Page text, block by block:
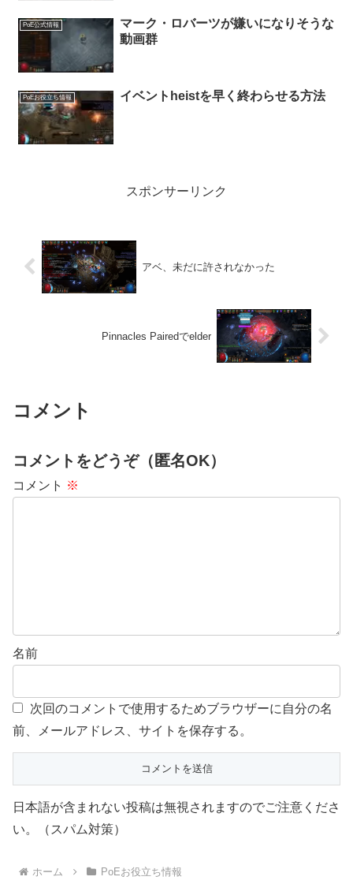
PoE公式情報
マーク・ロバーツが嫌いになりそうな
動画群
PoEお役立ち情報 イベントheistを早く終わらせる方法
スポンサーリンク
アベ、未だに許されなかった
Pinnacles Pairedでelder
コメント
コメントをどうぞ（匿名OK）
コメント ※
名前
次回のコメントで使用するためブラウザーに自分の名
前、メールアドレス、サイトを保存する。
日本語が含まれない投稿は無視されますのでご注意くださ
い。（スパム対策）
ホーム PoEお役立ち情報